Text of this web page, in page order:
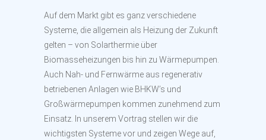
Auf dem Markt gibt es ganz verschiedene
Systeme, die allgemein als Heizung der Zukunft
gelten – von Solarthermie über
Biomasseheizungen bis hin zu Wärmepumpen.
Auch Nah- und Fernwärme aus regenerativ
betriebenen Anlagen wie BHKW’s und
Großwärmepumpen kommen zunehmend zum
Einsatz. In unserem Vortrag stellen wir die
wichtigsten Systeme vor und zeigen Wege auf,